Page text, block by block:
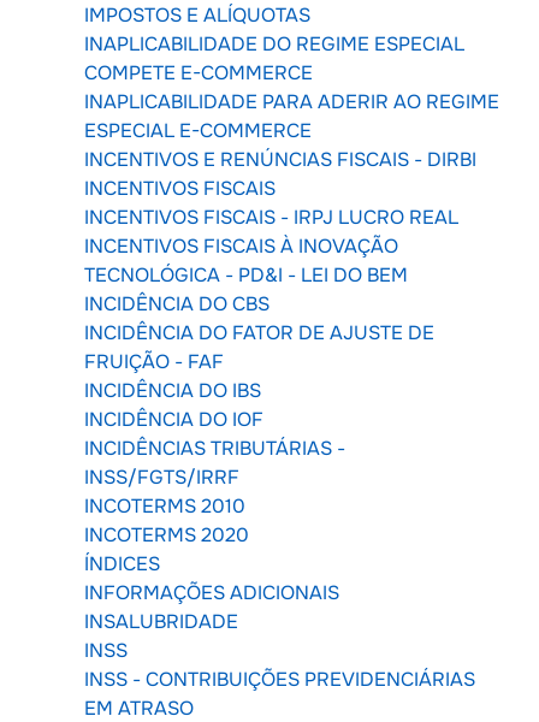
IMPOSTOS E ALÍQUOTAS
INAPLICABILIDADE DO REGIME ESPECIAL
COMPETE E-COMMERCE
INAPLICABILIDADE PARA ADERIR AO REGIME
ESPECIAL E-COMMERCE
INCENTIVOS E RENÚNCIAS FISCAIS - DIRBI
INCENTIVOS FISCAIS
INCENTIVOS FISCAIS - IRPJ LUCRO REAL
INCENTIVOS FISCAIS À INOVAÇÃO
TECNOLÓGICA - PD&I - LEI DO BEM
INCIDÊNCIA DO CBS
INCIDÊNCIA DO FATOR DE AJUSTE DE
FRUIÇÃO - FAF
INCIDÊNCIA DO IBS
INCIDÊNCIA DO IOF
INCIDÊNCIAS TRIBUTÁRIAS -
INSS/FGTS/IRRF
INCOTERMS 2010
INCOTERMS 2020
ÍNDICES
INFORMAÇÕES ADICIONAIS
INSALUBRIDADE
INSS
INSS - CONTRIBUIÇÕES PREVIDENCIÁRIAS
EM ATRASO